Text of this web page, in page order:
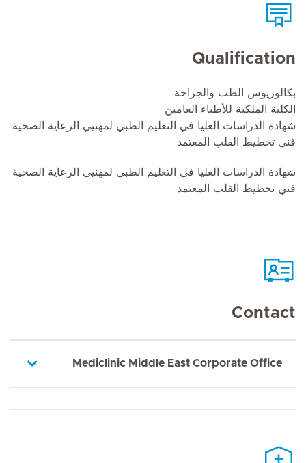
Qualification
بكالوريوس الطب والجراحة
الكلية الملكية للأطباء العامين
شهادة الدراسات العليا في التعليم الطبي لمهنيي الرعاية الصحية
فني تخطيط القلب المعتمد
شهادة الدراسات العليا في التعليم الطبي لمهنيي الرعاية الصحية
فني تخطيط القلب المعتمد
Contact
Mediclinic Middle East Corporate Office